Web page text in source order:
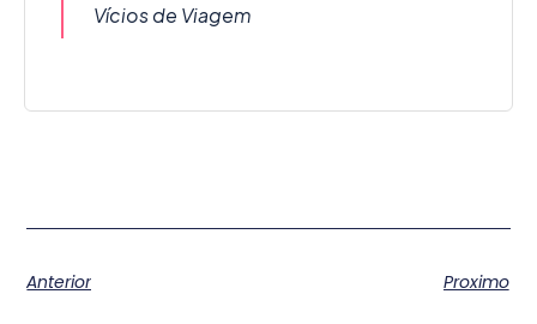
Vícios de Viagem
Anterior Proximo